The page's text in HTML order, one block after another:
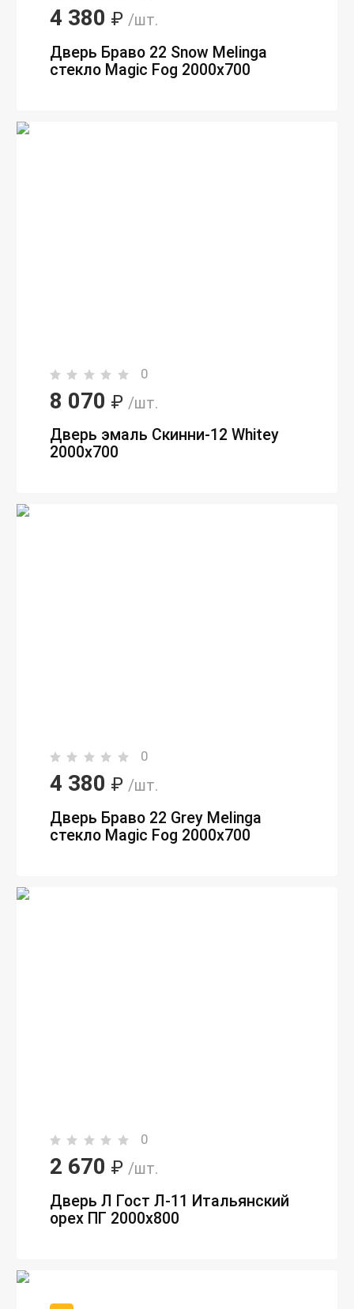
4 380 ₽ /шт.
Дверь Браво 22 Snow Melinga
стекло Magic Fog 2000х700
0
8 070 ₽ /шт.
Дверь эмаль Скинни-12 Whitey
2000х700
0
4 380 ₽ /шт.
Дверь Браво 22 Grey Melinga
стекло Magic Fog 2000х700
0
2 670 ₽ /шт.
Дверь Л Гост Л-11 Итальянский
орех ПГ 2000х800